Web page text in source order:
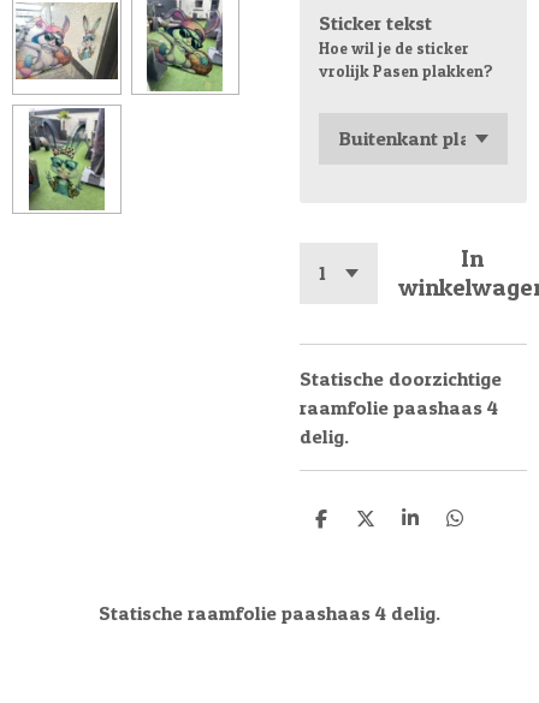
Sticker tekst
Hoe wil je de sticker
vrolijk Pasen plakken?
In
Statische doorzichtige
raamfolie paashaas 4
delig.
D
n
D
S
e
D
Statische raamfolie paashaas 4 delig.